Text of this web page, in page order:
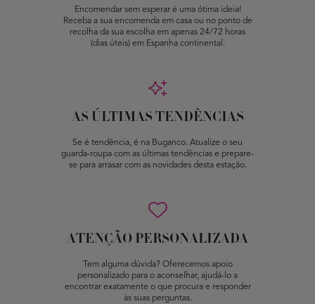
Encomendar sem esperar é uma ótima ideia!
Receba a sua encomenda em casa ou no ponto de
recolha da sua escolha em apenas 24/72 horas
(dias úteis) em Espanha continental.
AS ÚLTIMAS TENDÊNCIAS
Se é tendência, é na Buganco. Atualize o seu
guarda-roupa com as últimas tendências e prepare-
se para arrasar com as novidades desta estação.
ATENÇÃO PERSONALIZADA
Tem alguma dúvida? Oferecemos apoio
personalizado para o aconselhar, ajudá-lo a
encontrar exatamente o que procura e responder
às suas perguntas.